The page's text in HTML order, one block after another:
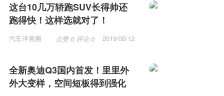
这台10几万轿跑SUV长得帅还
跑得快！这样选就对了！
汽车洋葱圈 点赞 0 评论 0
2019/05/12
全新奥迪Q3国内首发！里里外
外大变样，空间短板得到强化